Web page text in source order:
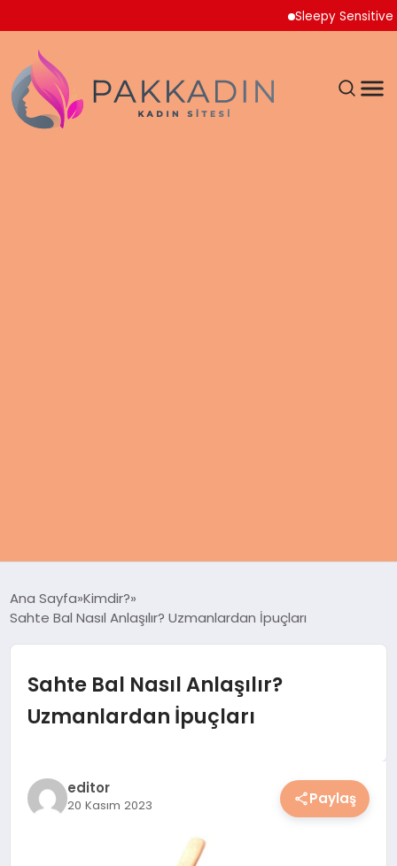
Sleepy Sensitive
SAĞLIK
MAGAZIN
YAŞAM
Ana Sayfa Kimdir?
Sahte Bal Nasıl Anlaşılır? Uzmanlardan İpuçları
Sahte Bal Nasıl Anlaşılır?
Uzmanlardan İpuçları
editor
20 Kasım 2023 Paylaş